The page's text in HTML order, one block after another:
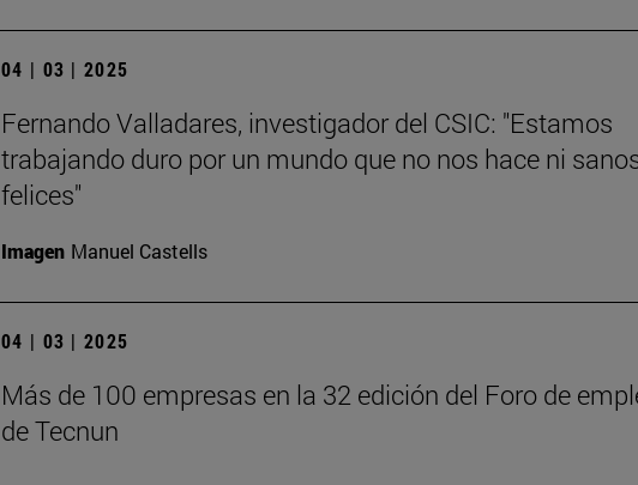
04 | 03 | 2025
Fernando Valladares, investigador del CSIC: "Estamos
trabajando duro por un mundo que no nos hace ni
felices"
Imagen Manuel Castells
04 | 03 | 2025
Más de 100 empresas en la 32 edición del Foro de
de Tecnun